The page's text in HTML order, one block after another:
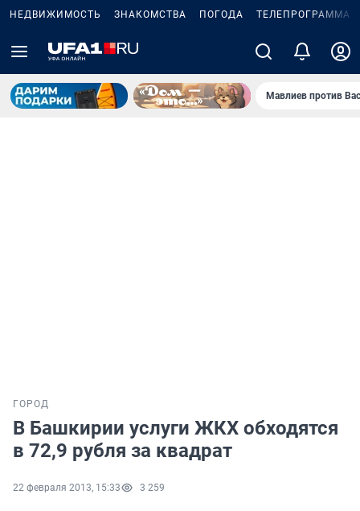
НЕДВИЖИМОСТЬ ЗНАКОМСТВА ПОГОДА ТЕЛЕПРОГРАММА
Мавлиев против
ГОРОД
В Башкирии услуги ЖКХ обходятся
в 72,9 рубля за квадрат
22 февраля 2013, 15:33 3 259